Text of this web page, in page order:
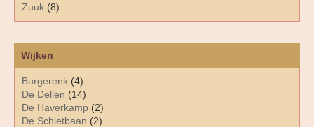
Zuuk (8)
Wijken
Burgerenk (4)
De Dellen (14)
De Haverkamp (2)
De Schietbaan (2)